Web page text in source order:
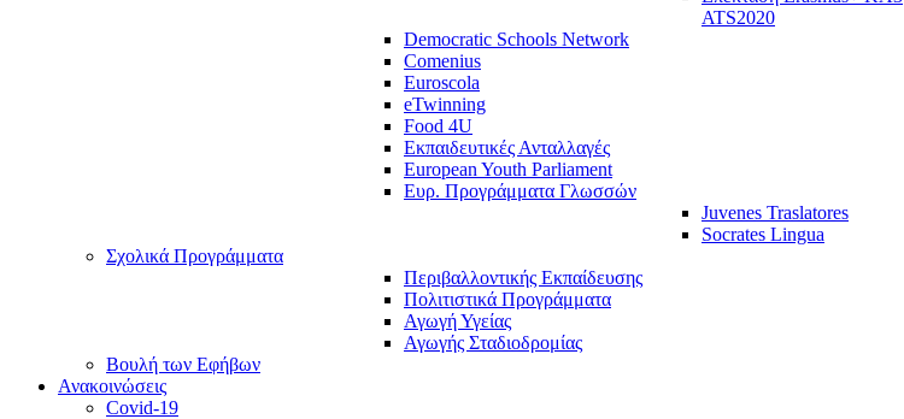
ATS2020
Democratic Schools Network
Comenius
Euroscola
eTwinning
Food 4U
Εκπαιδευτικές Ανταλλαγές
European Youth Parliament
Ευρ. Προγράμματα Γλωσσών
Juvenes Traslatores
Socrates Lingua
Σχολικά Προγράμματα
Περιβαλλοντικής Εκπαίδευσης
Πολιτιστικά Προγράμματα
Αγωγή Υγείας
Αγωγής Σταδιοδρομίας
Βουλή των Εφήβων
Ανακοινώσεις
Covid-19